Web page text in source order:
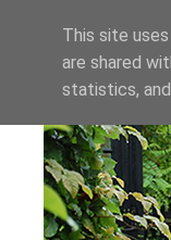
This site
are shared
statistics,